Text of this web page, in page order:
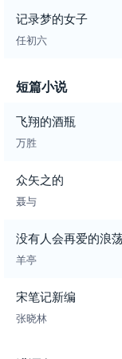
记录梦的女子
任初六
短篇小说
飞翔的酒瓶
万胜
众矢之的
聂与
没有人会再爱的浪
羊亭
宋笔记新编
张晓林